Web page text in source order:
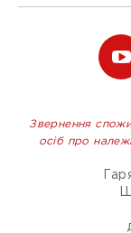
Звернення
осіб про